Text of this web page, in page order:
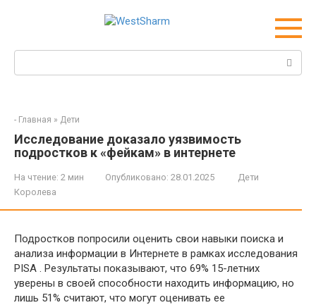
- Главная » Дети
Исследование доказало уязвимость
подростков к «фейкам» в интернете
На чтение: 2 мин Опубликовано: 28.01.2025
Дети
Королева
Подростков попросили оценить свои навыки поиска и
анализа информации в Интернете в рамках исследования
PISA . Результаты показывают, что 69% 15-летних
уверены в своей способности находить информацию, но
лишь 51% считают, что могут оценивать ее